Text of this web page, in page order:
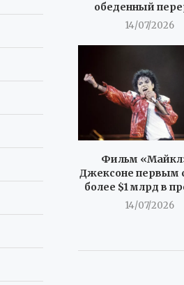
обеденный
14/07/2026
Фильм
Джексоне первым
более $1 млрд в
14/07/2026